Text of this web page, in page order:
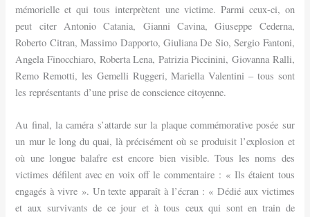
mémorielle et qui tous interprètent une victime. Parmi ceux-ci, on
peut citer Antonio Catania, Gianni Cavina, Giuseppe Cederna,
Roberto Citran, Massimo Dapporto, Giuliana De Sio, Sergio Fantoni,
Angela Finocchiaro, Roberta Lena, Patrizia Piccinini, Giovanna Ralli,
Remo Remotti, les Gemelli Ruggeri, Mariella Valentini – tous sont
les représentants d’une prise de conscience citoyenne.
Au final, la caméra s’attarde sur la plaque commémorative posée sur
un mur le long du quai, là précisément où se produisit l’explosion et
où une longue balafre est encore bien visible. Tous les noms des
victimes défilent avec en voix off le commentaire : « Ils étaient tous
engagés à vivre ». Un texte apparaît à l’écran : « Dédié aux victimes
et aux survivants de ce jour et à tous ceux qui sont en train de